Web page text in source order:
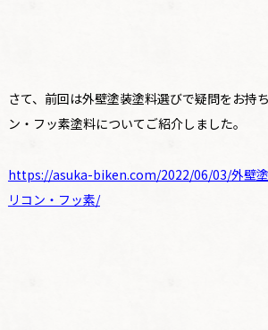
さて、前回は外壁塗装塗料選びで疑問をお持
ン・フッ素塗料についてご紹介しました。
https://asuka-biken.com/2022/06/03/外壁
リコン・フッ素/‎